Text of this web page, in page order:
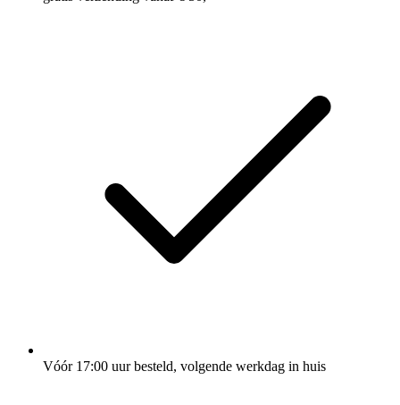
Vóór 17:00 uur besteld, volgende werkdag in huis